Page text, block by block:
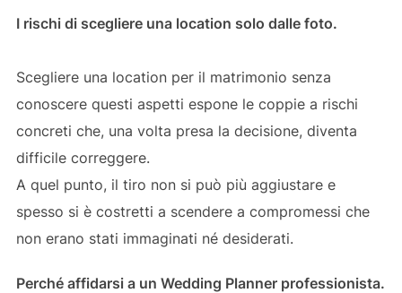
I rischi di scegliere una location solo dalle foto.
Scegliere una location per il matrimonio senza
conoscere questi aspetti espone le coppie a rischi
concreti che, una volta presa la decisione, diventa
difficile correggere.
A quel punto, il tiro non si può più aggiustare e
spesso si è costretti a scendere a compromessi che
non erano stati immaginati né desiderati.
Perché affidarsi a un Wedding Planner professionista.